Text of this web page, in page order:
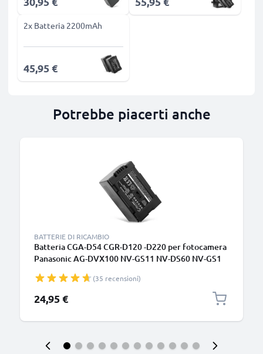
2x Batteria 2200mAh
45,95 €
Potrebbe piacerti anche
BATTERIE DI RICAMBIO
Batteria CGA-D54 CGR-D120 -D220 per fotocamera
Panasonic AG-DVX100 NV-GS11 NV-DS60 NV-GS1
Affidabile ricambio da 2200mAh, marca CELLONIC
(35 recensioni)
24,95 €